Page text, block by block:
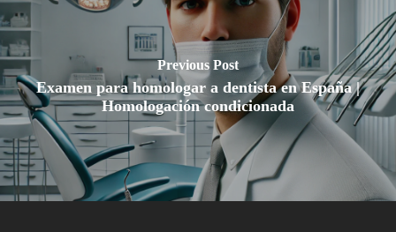
Previous Post
Examen para homologar a dentista en España |
Homologación condicionada